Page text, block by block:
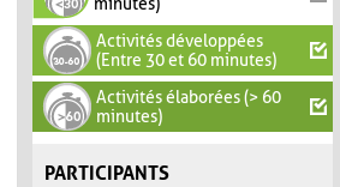
minutes)
Activités développées
(Entre 30 et 60 minutes)
Activités élaborées (> 60
minutes)
PARTICIPANTS